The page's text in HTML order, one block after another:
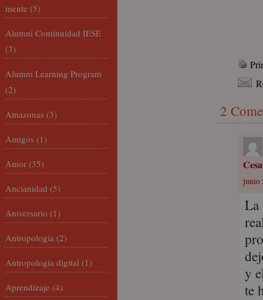
2
junio
La
y
te
mente (5)
Alumni Continuidad IESE
(3)
Alumni Learning Program
(2)
Amazonas (3)
Amigos (1)
Amor (35)
Ancianidad (5)
Aniversario (1)
Antropología (2)
Antropología digital (1)
Aprendizaje (4)